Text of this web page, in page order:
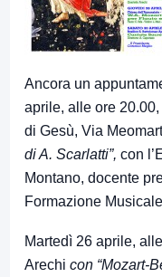
Ancora un
aprile, alle ore
di Gesù, Via
di A. Scarlatti”, con
Montano, docente
Formazione
Martedì 26 aprile,
Arechi con “Mozart-